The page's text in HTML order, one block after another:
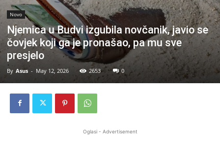
Novo
Njemica u Budvi izgubila novčanik, javio se
čovjek koji ga je pronašao, pa mu sve
presjelo
By Asus - May 12, 2026 2653 0
Oglasi - Advertisement